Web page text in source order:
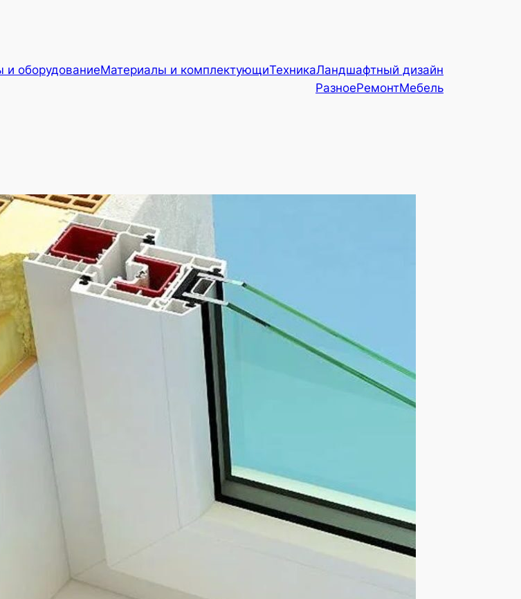
и оборудованиеМатериалы и комплектующиТехникаЛандшафтный дизайн
РазноеРемонтМебель